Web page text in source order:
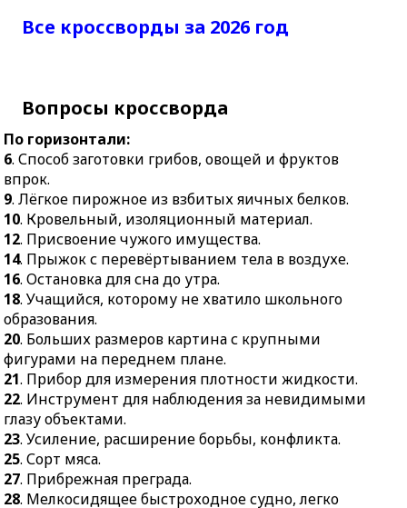
конфликта.
28.Мелкосидящее
быстроходное судно,
легко скользящее по
поверхности воды.
29.Птица семейства
вороновых с белыми
перьями в крыльях.
32.Элемент радиатора.
34.Желание, замысел.
35.Железный сосуд на
хлебозаводе, где
происходит
замешивание теста.
36.Лучистая энергия,
делающая окружающий
мир видимым.
37.Определённая
ступень развития
участвуя в ней.
терпкими синевато-
чёрными плодами.
помещений.
Вечерний пиджак с
открытой грудью и
длинными лацканами.
19.Самоходная
гусеничная или колёсная
машина.
вещества из раствора
или из газа всей массой
другого вещества.
26.Серебристо-белый
27.
Торжественное
художественных
Все кроссворды за 2026 год
Вопросы кроссворда
По горизонтали:
6. Способ заготовки грибов, овощей и фруктов
впрок.
9. Лёгкое пирожное из взбитых яичных белков.
10. Кровельный, изоляционный материал.
12. Присвоение чужого имущества.
14. Прыжок с перевёртыванием тела в воздухе.
16. Остановка для сна до утра.
18. Учащийся, которому не хватило школьного
образования.
20. Больших размеров картина с крупными
фигурами на переднем плане.
21. Прибор для измерения плотности жидкости.
22. Инструмент для наблюдения за невидимыми
глазу объектами.
23. Усиление, расширение борьбы, конфликта.
25. Сорт мяса.
27. Прибрежная преграда.
28. Мелкосидящее быстроходное судно, легко